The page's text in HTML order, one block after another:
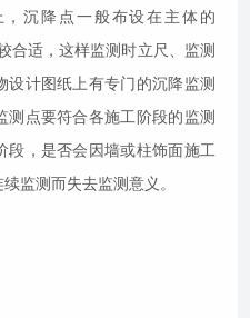
沉降点一般布设在主体的
合适，这样监测时立尺、监测
计图纸上有专门的沉降监测
测点要符合各施工阶段的监测
段，是否会因墙或柱饰面施工
监测而失去监测意义。